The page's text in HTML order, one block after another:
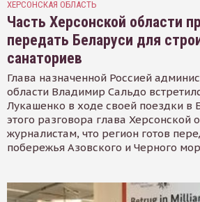
ХЕРСОНСКАЯ ОБЛАСТЬ
Часть Херсонской области
передать Беларуси для
санаториев
Глава назначенной Россией
области Владимир Сальдо
Лукашенко в ходе своей поездки в
этого разговора глава Херсонской
журналистам, что регион готов
побережья Азовского и Черного